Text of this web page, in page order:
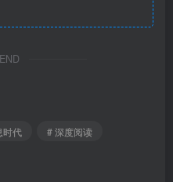
时代
# 深度阅读